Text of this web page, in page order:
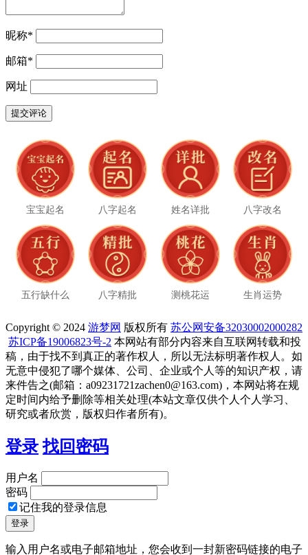
昵称*
邮箱*
网址
宝宝起名 八字起名 姓名详批 八字改名
五行缺什么 八字精批 测桃花运 生肖运势
Copyright © 2024 游梦网 版权所有 苏公网安备32030002000282
苏ICP备19006823号-2 本网站有部分内容来自互联网转载和投
稿，由于找不到真正的著作权人，所以无法标明著作权人。如
无意中侵犯了哪个媒体、公司、企业或个人等的知识产权，请
来件告之(邮箱：a09231721zachen0@163.com)，本网站将在规
定时间内给予删除等相关处理(本站文章仅供个人个人学习、
研究或者欣赏，版权归作者所有)。
登录 找回密码
用户名
密码
记住我的登录信息
输入用户名或电子邮箱地址，您会收到一封新密码链接的电子